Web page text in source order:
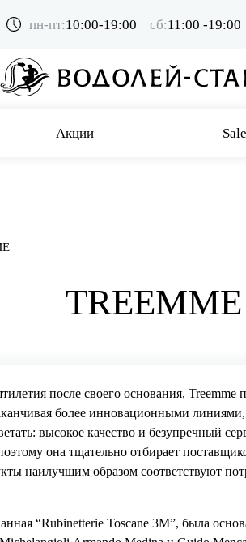
пн-пт:10:00-19:00 сб:11:00 -19:00
Акции Sale
TREEMME
после своего основания,
более инновационными линиями,
высокое качество и безупречный
она тщательно отбирает
наилучшим образом соответствуют
“Rubinetterie Toscane 3М”, была